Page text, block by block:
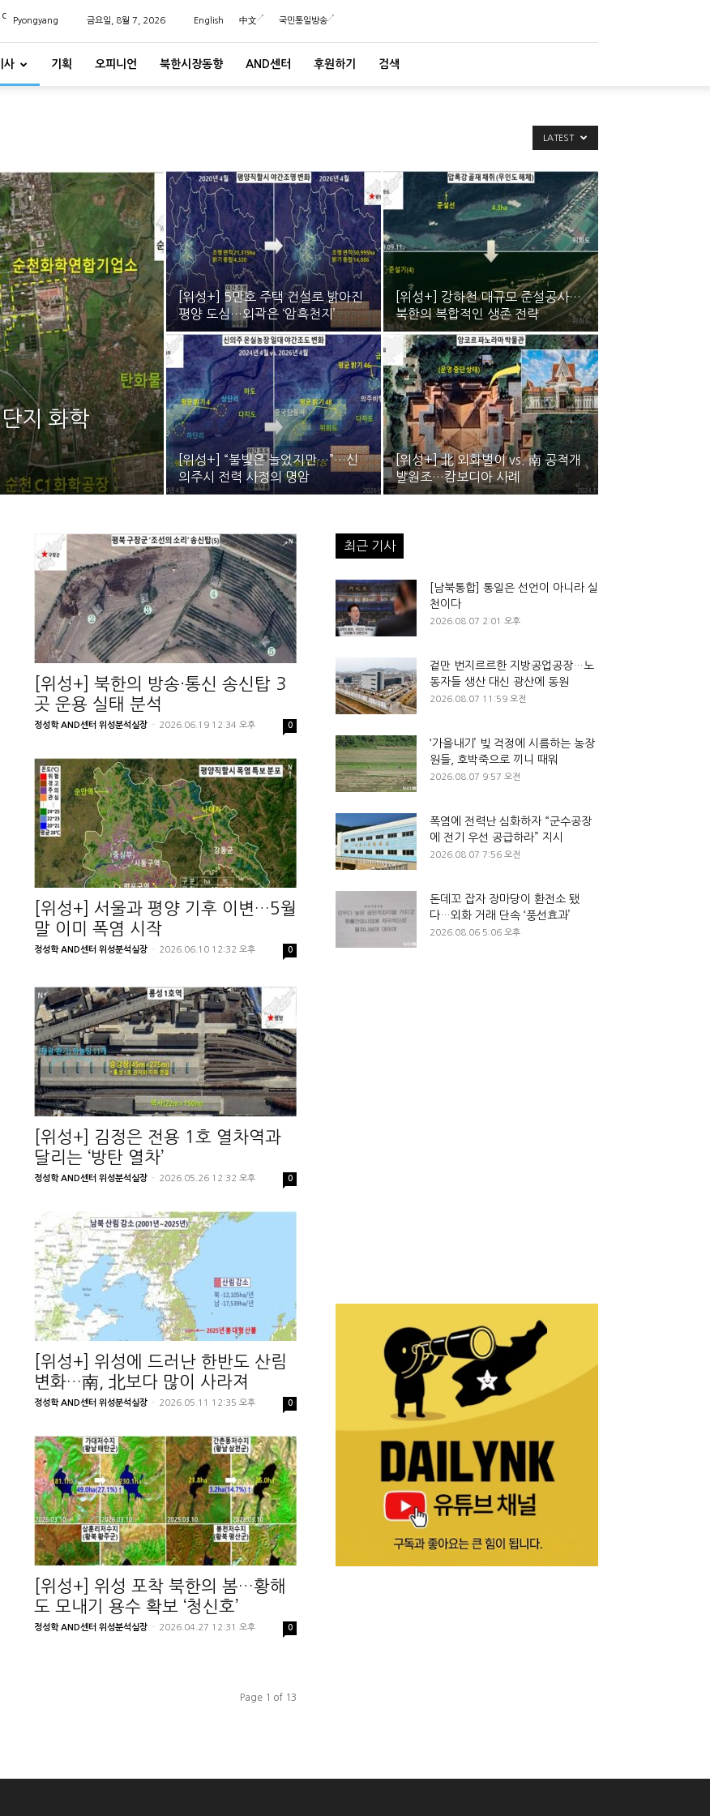
C Pyongyang 금요일, 8월 7, 2026 English 中文 국민통일방송
사 기획 오피니언 북한시장동향 AND센터 후원하기 검색
LATEST
지 화학
[위성+] 5만호 주택 건설로 밝아진
평양 도심…외곽은 ‘암흑천지’
[위성+] 강하천 대규모 준설공사…
북한의 복합적인 생존 전략
[위성+] “불빛은 늘었지만…”…신
의주시 전력 사정의 명암
[위성+] 北 외화벌이 vs. 南 공적개
발원조…캄보디아 사례
[위성+] 북한의 방송·통신 송신탑 3
곳 운용 실태 분석
정성학 AND센터 위성분석실장 - 2026.06.19 12:34 오후 0
[위성+] 서울과 평양 기후 이변…5월
말 이미 폭염 시작
정성학 AND센터 위성분석실장 - 2026.06.10 12:32 오후 0
[위성+] 김정은 전용 1호 열차역과
달리는 ‘방탄 열차’
정성학 AND센터 위성분석실장 - 2026.05.26 12:32 오후 0
[위성+] 위성에 드러난 한반도 산림
변화…南, 北보다 많이 사라져
정성학 AND센터 위성분석실장 - 2026.05.11 12:35 오후 0
[위성+] 위성 포착 북한의 봄…황해
도 모내기 용수 확보 ‘청신호’
정성학 AND센터 위성분석실장 - 2026.04.27 12:31 오후 0
Page 1 of 13
최근 기사
[남북통합] 통일은 선언이 아니라 실
천이다
2026.08.07 2:01 오후
겉만 번지르르한 지방공업공장…노
동자들 생산 대신 광산에 동원
2026.08.07 11:59 오전
‘가을내기’ 빚 걱정에 시름하는 농장
원들, 호박죽으로 끼니 때워
2026.08.07 9:57 오전
폭염에 전력난 심화하자 “군수공장
에 전기 우선 공급하라” 지시
2026.08.07 7:56 오전
돈데꼬 잡자 장마당이 환전소 됐
다…외화 거래 단속 ‘풍선효과’
2026.08.06 5:06 오후